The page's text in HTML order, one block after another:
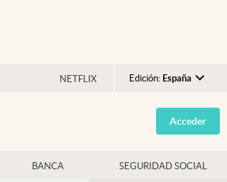
NETFLIX Edición: España
Argentina
España
USA
Acceder
BANCA SEGURIDAD SOCIAL